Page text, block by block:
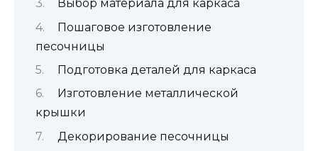
Выбор материала для каркаса
Пошаговое изготовление
песочницы
Подготовка деталей для каркаса
Изготовление металлической
крышки
Декорирование песочницы